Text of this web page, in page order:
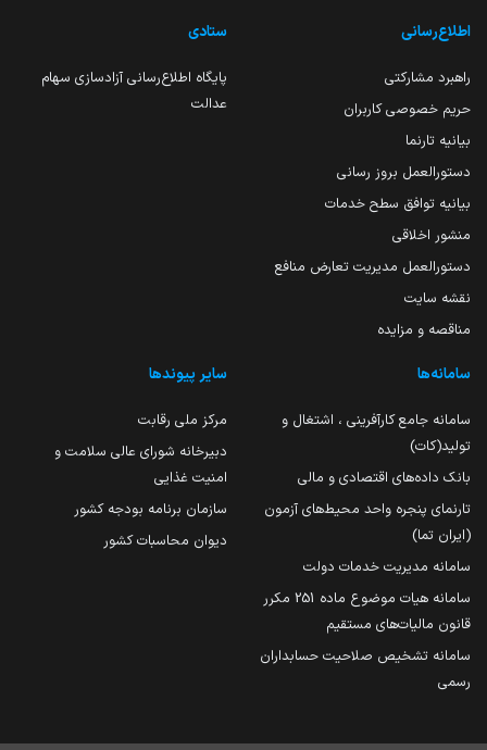
اطلاع‌رسانی
راهبرد مشارکتی
حریم خصوصی کاربران
بیانیه تارنما
دستورالعمل بروز رسانی
بیانیه توافق سطح خدمات
منشور اخلاقی
دستورالعمل مدیریت تعارض منافع
نقشه سایت
مناقصه و مزایده
ستادی
پایگاه اطلاع‌رسانی آزادسازی سهام
عدالت
سامانه‌ها
سامانه جامع کارآفرینی ، اشتغال و
تولید(کات)
بانک داده‌های اقتصادی و مالی
تارنمای پنجره واحد محیط‌های آزمون
(ایران تما)
سامانه مدیریت خدمات دولت
سامانه هیات موضوع ماده 251 مکرر
قانون مالیات‌های مستقیم
سامانه تشخیص صلاحیت حسابداران
رسمی
سایر پیوندها
مرکز ملی رقابت
دبیرخانه شورای عالی سلامت و
امنیت غذایی
سازمان برنامه بودجه کشور
دیوان محاسبات کشور